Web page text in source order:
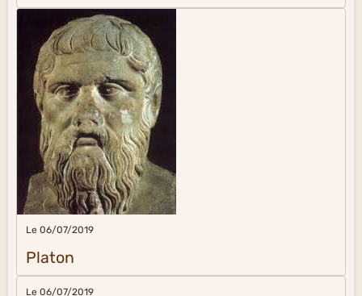
Le 06/07/2019
Platon
Le 06/07/2019